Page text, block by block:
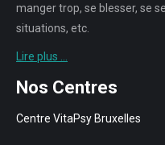
manger trop, se blesser, se
situations, etc.
Lire plus …
Nos Centres
Centre VitaPsy Bruxelles